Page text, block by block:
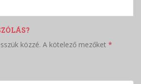
közzé. A kötelező mezőket *